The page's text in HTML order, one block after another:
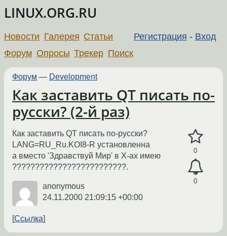
LINUX.ORG.RU
Регистрация - Вход
Новости Галерея Статьи
Форум Опросы Трекер Поиск
Форум — Development
Как заставить QT писать по-
русски? (2-й раз)
0
0
Как заставить QT писать по-русски?
LANG=RU_Ru.KOI8-R установленна
а вместо 'Здравствуй Мир' в Х-ах имею
?????????????????????????.
anonymous
24.11.2000 21:09:15 +00:00
Ссылка